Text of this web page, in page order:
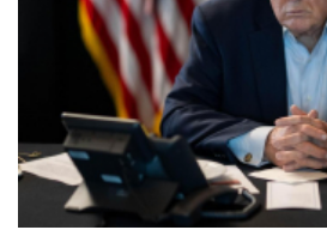
獸宇樹IPO 美中科技戰因此空大？